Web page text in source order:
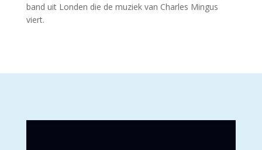
band uit Londen die de muziek van Charles Mingus
viert.